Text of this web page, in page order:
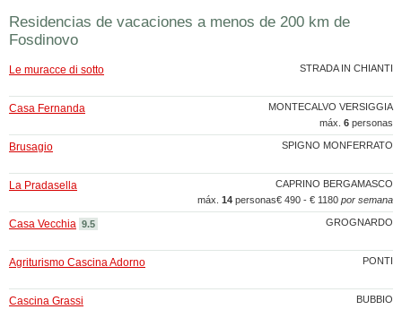
Residencias de vacaciones a menos de 200 km de
Fosdinovo
STRADA IN CHIANTI
Le muracce di sotto
MONTECALVO VERSIGGIA
Casa Fernanda
máx. 6 personas
SPIGNO MONFERRATO
Brusagio
CAPRINO BERGAMASCO
La Pradasella
€ 490 - € 1180 por semana
máx. 14 personas
GROGNARDO
Casa Vecchia 9.5
PONTI
Agriturismo Cascina Adorno
BUBBIO
Cascina Grassi